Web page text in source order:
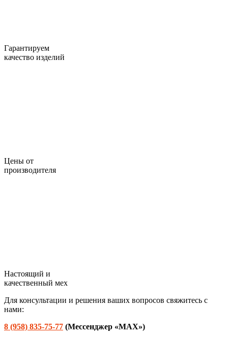
Гарантируем
качество изделий
Цены от
производителя
Настоящий и
качественный мех
Для консультации и решения ваших вопросов свяжитесь с
нами:
8 (958) 835-75-77 (Мессенджер «MAX»)